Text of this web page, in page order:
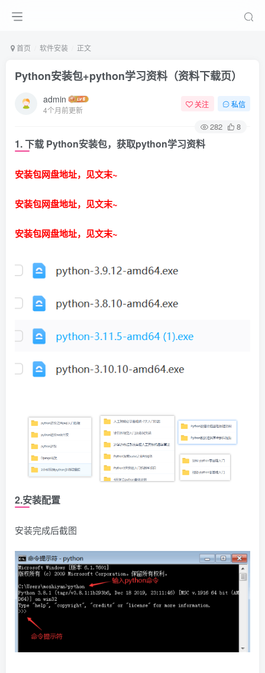
首页 软件安装 正文
Python安装包+python学习资料（资料下载页）
admin
4个月前更新
关注 私信
282 8
1. 下载 Python安装包，获取python学习资料
安装包网盘地址，见文末~
安装包网盘地址，见文末~
安装包网盘地址，见文末~
2.安装配置
安装完成后截图